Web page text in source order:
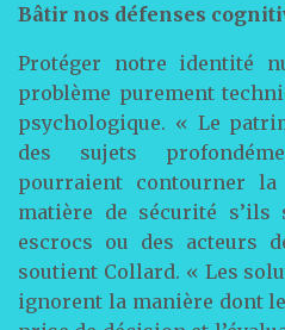
Bâtir nos défenses
Protéger notre identité
problème purement
psychologique. « Le
des sujets
pourraient contourner
matière de sécurité
escrocs ou des acteurs
soutient Collard. « Les
ignorent la manière dont